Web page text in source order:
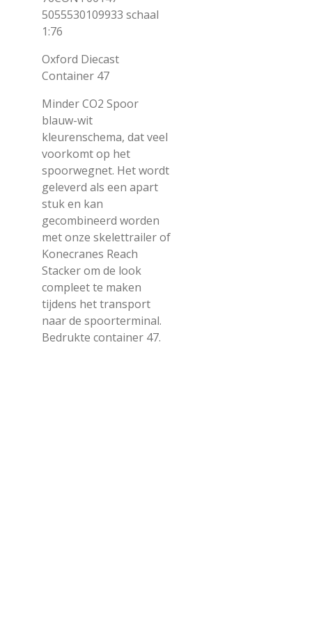
5055530109933 schaal
1:76
Oxford Diecast
Container 47
Minder CO2 Spoor
blauw-wit
kleurenschema, dat veel
voorkomt op het
spoorwegnet. Het wordt
geleverd als een apart
stuk en kan
gecombineerd worden
met onze skelettrailer of
Konecranes Reach
Stacker om de look
compleet te maken
tijdens het transport
naar de spoorterminal.
Bedrukte container 47.